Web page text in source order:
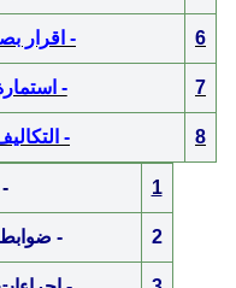
6 - اقرار
7
-
8
-
1
2
- ضوابط